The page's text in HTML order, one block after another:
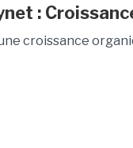
:
croissance